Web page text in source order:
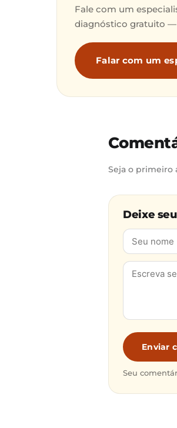
Fale com um
diagnóstico gratuito —
Falar com um
Seja o primeiro
Deixe
Enviar
Seu